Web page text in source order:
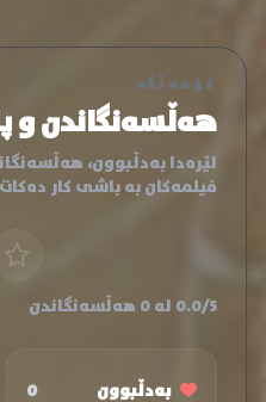
کۆمەڵگە
هەڵسەنگاندن و
لێرەدا بەدڵبوون،
فیلمەکان بە باشی کار
0.0/5 لە 0 هەڵسەنگاندن
بەدڵبوون 0